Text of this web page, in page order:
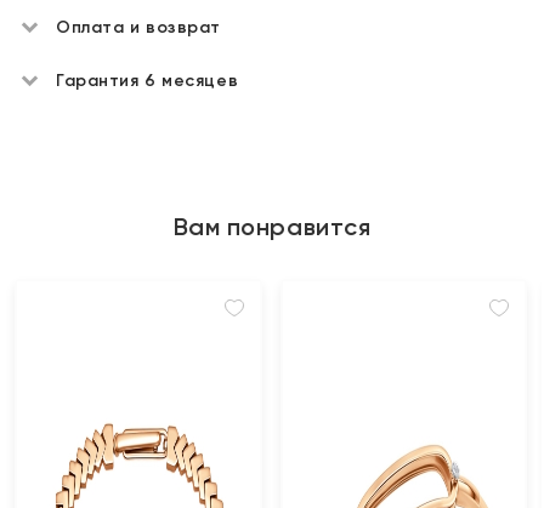
Оплата и возврат
Гарантия 6 месяцев
Вам понравится